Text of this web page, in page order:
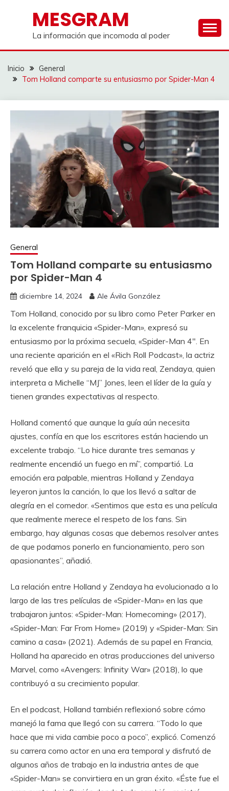
contenidoMESGRAM
La información que incomoda al poder
Inicio
General
Tom Holland comparte su entusiasmo por Spider-Man 4
General
Tom Holland comparte su entusiasmo
por Spider-Man 4
diciembre 14, 2024 Ale Ávila González
Tom Holland, conocido por su libro como Peter Parker en
la excelente franquicia «Spider-Man», expresó su
entusiasmo por la próxima secuela, «Spider-Man 4″. En
una reciente aparición en el «Rich Roll Podcast», la actriz
reveló que ella y su pareja de la vida real, Zendaya, quien
interpreta a Michelle “MJ” Jones, leen el líder de la guía y
tienen grandes expectativas al respecto.
Holland comentó que aunque la guía aún necesita
ajustes, confía en que los escritores están haciendo un
excelente trabajo. “Lo hice durante tres semanas y
realmente encendió un fuego en mí”, compartió. La
emoción era palpable, mientras Holland y Zendaya
leyeron juntos la canción, lo que los llevó a saltar de
alegría en el comedor. «Sentimos que esta es una película
que realmente merece el respeto de los fans. Sin
embargo, hay algunas cosas que debemos resolver antes
de que podamos ponerlo en funcionamiento, pero son
apasionantes”, añadió.
La relación entre Holland y Zendaya ha evolucionado a lo
largo de las tres películas de «Spider-Man» en las que
trabajaron juntos: «Spider-Man: Homecoming» (2017),
«Spider-Man: Far From Home» (2019) y «Spider-Man: Sin
camino a casa» (2021). Además de su papel en Francia,
Holland ha aparecido en otras producciones del universo
Marvel, como «Avengers: Infinity War» (2018), lo que
contribuyó a su crecimiento popular.
En el podcast, Holland también reflexionó sobre cómo
manejó la fama que llegó con su carrera. “Todo lo que
hace que mi vida cambie poco a poco”, explicó. Comenzó
su carrera como actor en una era temporal y disfrutó de
algunos años de trabajo en la industria antes de que
«Spider-Man» se convirtiera en un gran éxito. «Éste fue el